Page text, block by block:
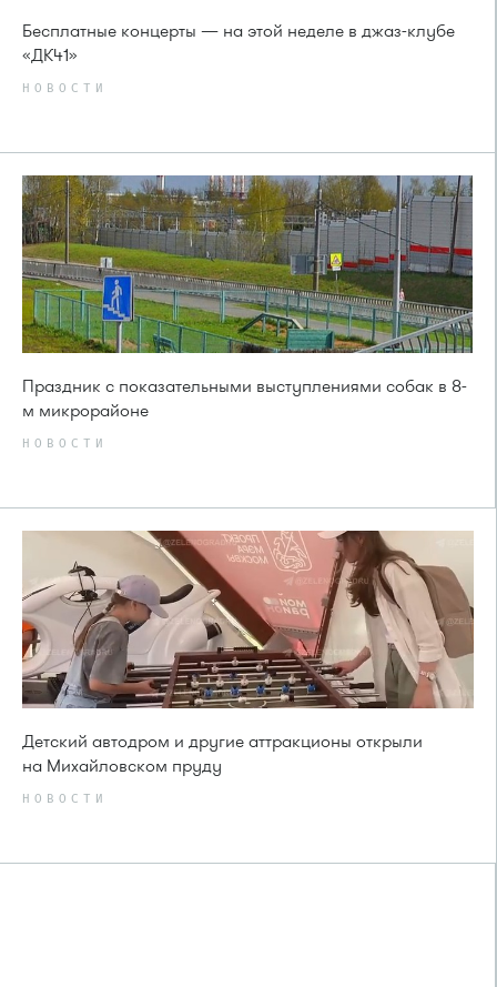
Бесплатные концерты — на этой неделе в джаз-клубе
«ДК41»
НОВОСТИ
Праздник с показательными выступлениями собак в 8-
м микрорайоне
НОВОСТИ
Детский автодром и другие аттракционы открыли
на Михайловском пруду
НОВОСТИ